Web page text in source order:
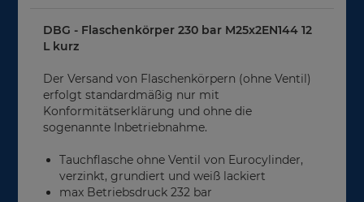
DBG - Flaschenkörper 230 bar M25x2EN144 12
L kurz
Der Versand von Flaschenkörpern (ohne Ventil)
erfolgt standardmäßig nur mit
Konformitätserklärung und ohne die
sogenannte Inbetriebnahme.
Tauchflasche ohne Ventil von Eurocylinder,
verzinkt, grundiert und weiß lackiert
max Betriebsdruck 232 bar